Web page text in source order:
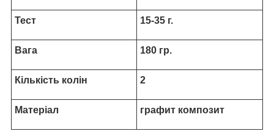
Тест 15-35 г.
Вага 180 гр.
Кількість колін 2
Матеріал графит композит